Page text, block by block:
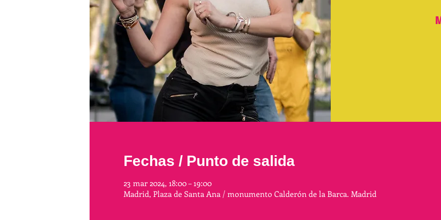
Fechas / Punto de salida
23 mar 2024, 18:00 – 19:00
Madrid, Plaza de Santa Ana / monumento Calderón de la Barca. Madrid